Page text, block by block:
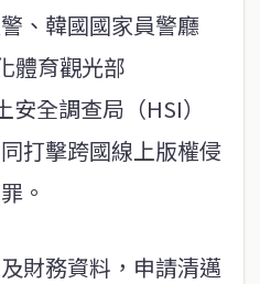
、韓國國家員警廳
體育觀光部
安全調查局（HSI）
打擊跨國線上版權侵
。
財務資料，申請清邁